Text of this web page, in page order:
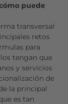
puede
transversal
retos
para
tengan que
y servicios
de
la principal
es tan